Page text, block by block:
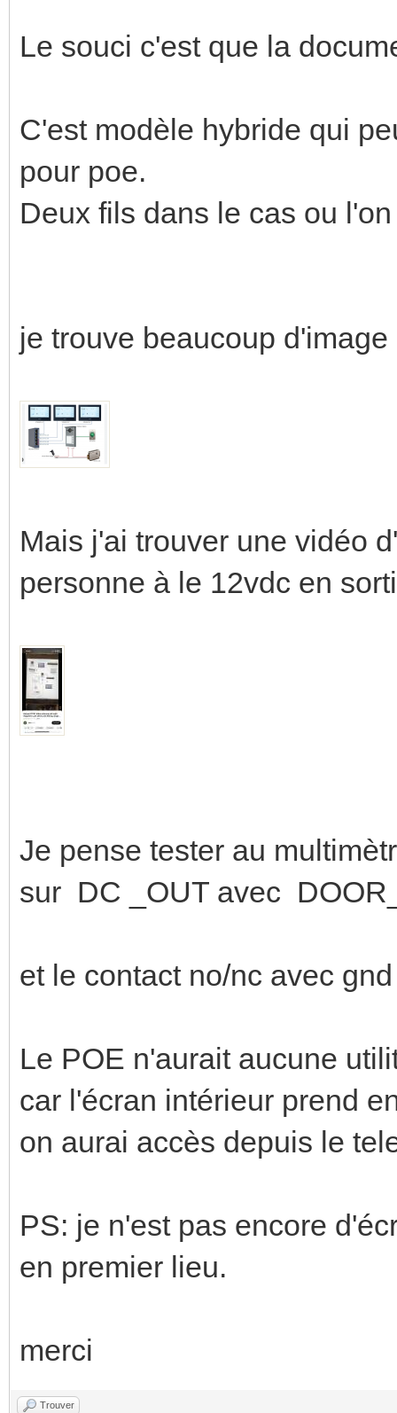
Le souci c'est que la
C'est modèle hybride qui
pour poe.
Deux fils dans le cas ou
je trouve beaucoup
Mais j'ai trouver une vidéo
personne à le 12vdc en
Je pense tester au
sur DC _OUT avec
et le contact no/nc avec
Le POE n'aurait aucune
car l'écran intérieur prend
on aurai accès depuis le
PS: je n'est pas encore
en premier lieu.
merci
Trouver